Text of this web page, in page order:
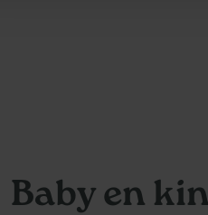
Baby en